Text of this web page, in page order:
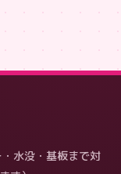
水没・基板まで対